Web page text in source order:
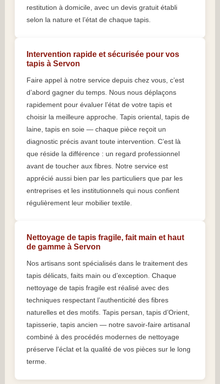
restitution à domicile, avec un devis gratuit établi
selon la nature et l’état de chaque tapis.
Intervention rapide et sécurisée pour vos
tapis à Servon
Faire appel à notre service depuis chez vous, c’est
d’abord gagner du temps. Nous nous déplaçons
rapidement pour évaluer l’état de votre tapis et
choisir la meilleure approche. Tapis oriental, tapis de
laine, tapis en soie — chaque pièce reçoit un
diagnostic précis avant toute intervention. C’est là
que réside la différence : un regard professionnel
avant de toucher aux fibres. Notre service est
apprécié aussi bien par les particuliers que par les
entreprises et les institutionnels qui nous confient
régulièrement leur mobilier textile.
Nettoyage de tapis fragile, fait main et haut
de gamme à Servon
Nos artisans sont spécialisés dans le traitement des
tapis délicats, faits main ou d’exception. Chaque
nettoyage de tapis fragile est réalisé avec des
techniques respectant l’authenticité des fibres
naturelles et des motifs. Tapis persan, tapis d’Orient,
tapisserie, tapis ancien — notre savoir-faire artisanal
combiné à des procédés modernes de nettoyage
préserve l’éclat et la qualité de vos pièces sur le long
terme.